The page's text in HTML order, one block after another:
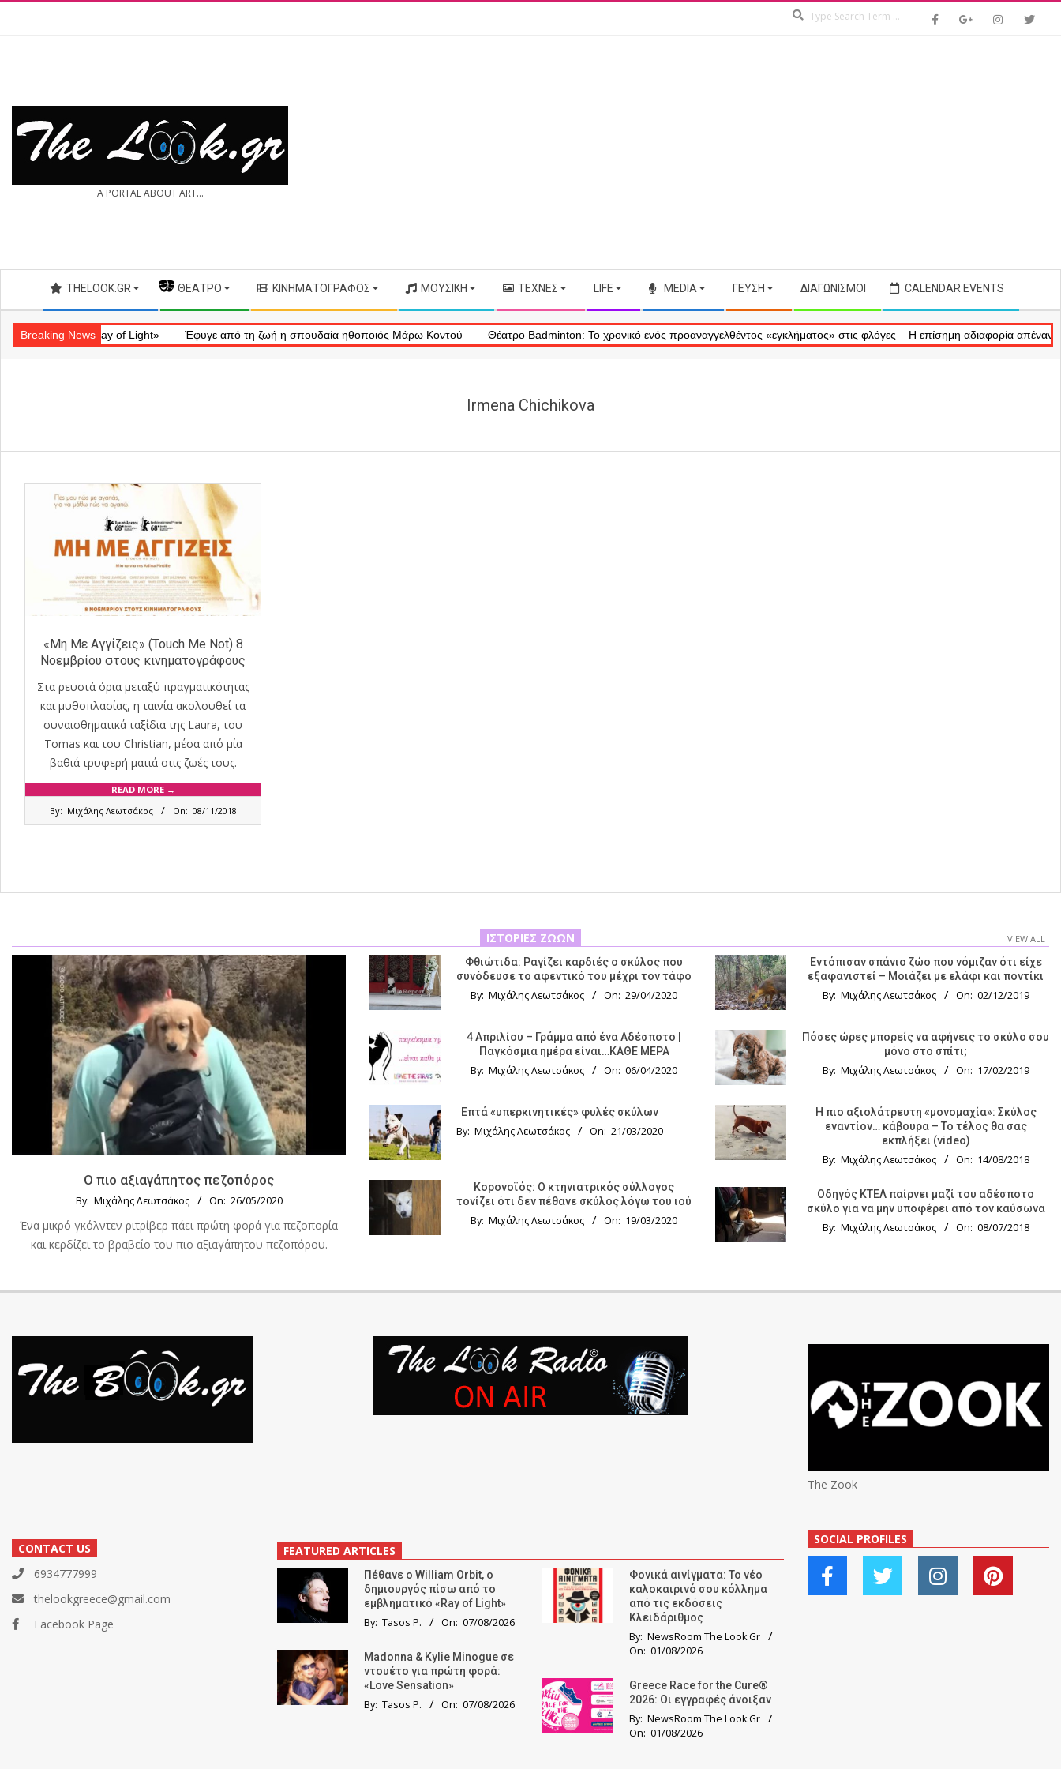
THE A PORTAL ABOUT ART...
Secondary
Navigation
Menu
THELOOK.GR — ΘΈΑΤΡΟ ΚΙΝΗΜΑΤΟΓΡΆΦΟΣ ΜΟΥΣΙΚΉ ΤΈΧΝΕΣ LIFE MEDIA ΓΕΎΣΗ ΔΙΑΓΩΝΙΣΜΟΊ CALENDAR EVENTS
Breaking News
«Ray of Light» Έφυγε από τη ζωή η σπουδαία ηθοποιός Μάρω Κοντού Θέατρο Badminton: Το χρονικό ενός προαναγγελθέντος «εγκλήματος» στις φλόγες – Η επίσημη αδιαφορία απέναντι στις
Irmena Chichikova
«Μη Με Αγγίζεις» (Touch Me Not) 8
Νοεμβρίου στους κινηματογράφους
Στα ρευστά όρια μεταξύ πραγματικότητας
και μυθοπλασίας, η ταινία ακολουθεί τα
συναισθηματικά ταξίδια της Laura, του
Tomas και του Christian, μέσα από μία
βαθιά τρυφερή ματιά στις ζωές τους.
READ MORE →
By: Μιχάλης Λεωτσάκος On: 08/11/2018
ΙΣΤΟΡΊΕΣ ΖΏΩΝ VIEW ALL
Ο πιο αξιαγάπητος πεζοπόρος
By: Μιχάλης Λεωτσάκος On: 26/05/2020
Ένα μικρό γκόλντεν ριτρίβερ πάει πρώτη φορά για πεζοπορία
και κερδίζει το βραβείο του πιο αξιαγάπητου πεζοπόρου.
Φθιώτιδα: Ραγίζει καρδιές ο σκύλος που
συνόδευσε το αφεντικό του μέχρι τον τάφο
By: Μιχάλης Λεωτσάκος On: 29/04/2020
4 Απριλίου – Γράμμα από ένα Αδέσποτο |
Παγκόσμια ημέρα είναι…ΚΑΘΕ ΜΕΡΑ
By: Μιχάλης Λεωτσάκος On: 06/04/2020
Επτά «υπερκινητικές» φυλές σκύλων
By: Μιχάλης Λεωτσάκος On: 21/03/2020
Κορονοϊός: Ο κτηνιατρικός σύλλογος
τονίζει ότι δεν πέθανε σκύλος λόγω του ιού
By: Μιχάλης Λεωτσάκος On: 19/03/2020
Εντόπισαν σπάνιο ζώο που νόμιζαν ότι είχε
εξαφανιστεί – Μοιάζει με ελάφι και ποντίκι
By: Μιχάλης Λεωτσάκος On: 02/12/2019
Πόσες ώρες μπορείς να αφήνεις το σκύλο σου
μόνο στο σπίτι;
By: Μιχάλης Λεωτσάκος On: 17/02/2019
Η πιο αξιολάτρευτη «μονομαχία»: Σκύλος
εναντίον… κάβουρα – Το τέλος θα σας
εκπλήξει (video)
By: Μιχάλης Λεωτσάκος On: 14/08/2018
Οδηγός KTΕΛ παίρνει μαζί του αδέσποτο
σκύλο για να μην υποφέρει από τον καύσωνα
By: Μιχάλης Λεωτσάκος On: 08/07/2018
CONTACT US
6934777999
thelookgreece@gmail.com
Facebook Page
FEATURED ARTICLES
Πέθανε ο William Orbit, ο
δημιουργός πίσω από το
εμβληματικό «Ray of Light»
By: Tasos P. On: 07/08/2026
Madonna & Kylie Minogue σε
ντουέτο για πρώτη φορά:
«Love Sensation»
By: Tasos P. On: 07/08/2026
Φονικά αινίγματα: Το νέο
καλοκαιρινό σου κόλλημα
από τις εκδόσεις
Κλειδάριθμος
By: NewsRoom The Look.Gr
On: 01/08/2026
Greece Race for the Cure®
2026: Οι εγγραφές άνοιξαν
By: NewsRoom The Look.Gr
On: 01/08/2026
The Zook
SOCIAL PROFILES